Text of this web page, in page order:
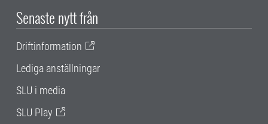
Senaste nytt från
Driftinformation
Lediga anställningar
SLU i media
SLU Play